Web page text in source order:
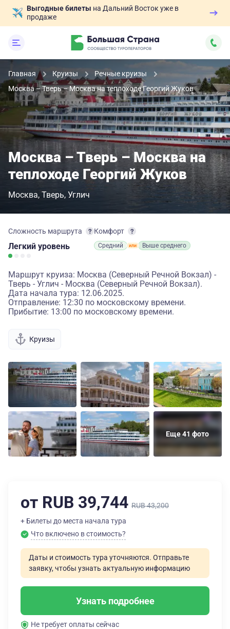
Выгодные билеты на Дальний Восток уже в
продаже
Главная Круизы
Речные круизы
Москва – Тверь – Москва на теплоходе Георгий Жуков
Москва – Тверь – Москва на
теплоходе Георгий Жуков
Москва Тверь Углич
Сложность маршрута
Легкий уровень
Комфорт
Средний Выше среднего
Маршрут круиза: Москва (Северный Речной Вокзал) -
Тверь - Углич - Москва (Северный Речной Вокзал).
Дата начала тура: 12.06.2025.
Отправление: 12:30 по московскому времени.
Прибытие: 13:00 по московскому времени.
Круизы
Еще 41 фото
от RUB 39,744 RUB 43,200
+ Билеты до места начала тура
Что включено в стоимость?
Даты и стоимость тура уточняются. Отправьте
заявку, чтобы узнать актуальную информацию
Узнать подробнее
Не требует оплаты сейчас